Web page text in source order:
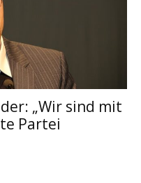
„Wir sind mit
Partei